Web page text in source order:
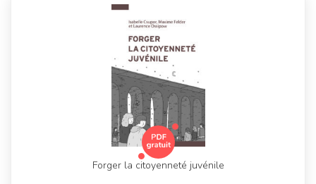
Forger la citoyenneté juvénile